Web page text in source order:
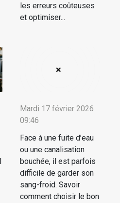
les erreurs coûteuses
et optimiser...
Mardi 17 février 2026
09:46
Face à une fuite d’eau
ou une canalisation
bouchée, il est parfois
difficile de garder son
sang-froid. Savoir
comment choisir le bon